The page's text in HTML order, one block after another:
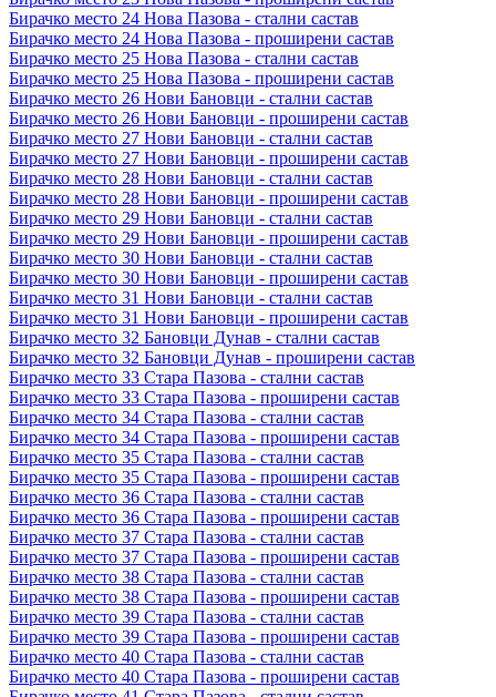
Бирачко место 24 Нова Пазова - стални састав
Бирачко место 24 Нова Пазова - проширени састав
Бирачко место 25 Нова Пазова - стални састав
Бирачко место 25 Нова Пазова - проширени састав
Бирачко место 26 Нови Бановци - стални састав
Бирачко место 26 Нови Бановци - проширени састав
Бирачко место 27 Нови Бановци - стални састав
Бирачко место 27 Нови Бановци - проширени састав
Бирачко место 28 Нови Бановци - стални састав
Бирачко место 28 Нови Бановци - проширени састав
Бирачко место 29 Нови Бановци - стални састав
Бирачко место 29 Нови Бановци - проширени састав
Бирачко место 30 Нови Бановци - стални састав
Бирачко место 30 Нови Бановци - проширени састав
Бирачко место 31 Нови Бановци - стални састав
Бирачко место 31 Нови Бановци - проширени састав
Бирачко место 32 Бановци Дунав - стални састав
Бирачко место 32 Бановци Дунав - проширени састав
Бирачко место 33 Стара Пазова - стални састав
Бирачко место 33 Стара Пазова - проширени састав
Бирачко место 34 Стара Пазова - стални састав
Бирачко место 34 Стара Пазова - проширени састав
Бирачко место 35 Стара Пазова - стални састав
Бирачко место 35 Стара Пазова - проширени састав
Бирачко место 36 Стара Пазова - стални састав
Бирачко место 36 Стара Пазова - проширени састав
Бирачко место 37 Стара Пазова - стални састав
Бирачко место 37 Стара Пазова - проширени састав
Бирачко место 38 Стара Пазова - стални састав
Бирачко место 38 Стара Пазова - проширени састав
Бирачко место 39 Стара Пазова - стални састав
Бирачко место 39 Стара Пазова - проширени састав
Бирачко место 40 Стара Пазова - стални састав
Бирачко место 40 Стара Пазова - проширени састав